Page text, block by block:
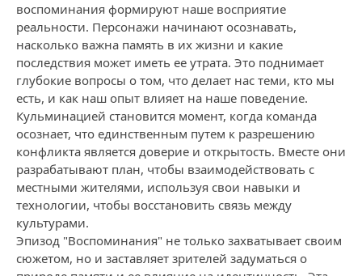
воспоминания формируют наше восприятие
реальности. Персонажи начинают осознавать,
насколько важна память в их жизни и какие
последствия может иметь ее утрата. Это поднимает
глубокие вопросы о том, что делает нас теми, кто мы
есть, и как наш опыт влияет на наше поведение.
Кульминацией становится момент, когда команда
осознает, что единственным путем к разрешению
конфликта является доверие и открытость. Вместе они
разрабатывают план, чтобы взаимодействовать с
местными жителями, используя свои навыки и
технологии, чтобы восстановить связь между
культурами.
Эпизод "Воспоминания" не только захватывает своим
сюжетом, но и заставляет зрителей задуматься о